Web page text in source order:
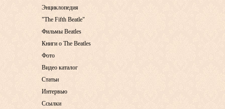
Энциклопедия
"The Fifth Beatle"
Фильмы Beatles
Книги о The Beatles
Фото
Видео каталог
Статьи
Интервью
Ссылки